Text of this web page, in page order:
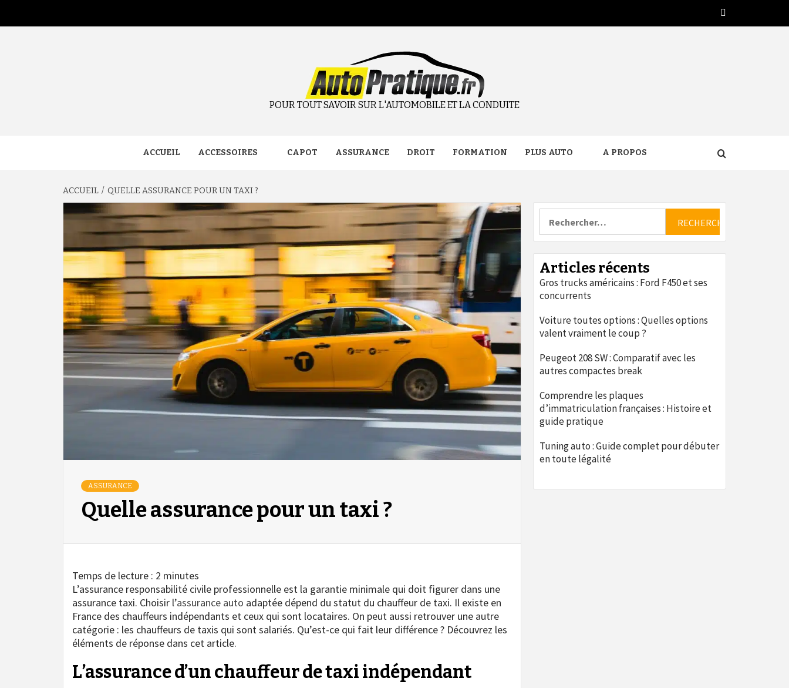
contenu
Twitter
POUR TOUT SAVOIR SUR L'AUTOMOBILE ET LA CONDUITE
ACCUEIL ACCESSOIRES CAPOT ASSURANCE DROIT FORMATION PLUS AUTO A PROPOS
ACCUEIL QUELLE ASSURANCE POUR UN TAXI ?
ASSURANCE
Quelle assurance pour un taxi ?
Temps de lecture : 2 minutes
L’assurance responsabilité civile professionnelle est la garantie minimale qui doit figurer dans une
assurance taxi. Choisir l’assurance auto adaptée dépend du statut du chauffeur de taxi. Il existe en
France des chauffeurs indépendants et ceux qui sont locataires. On peut aussi retrouver une autre
catégorie : les chauffeurs de taxis qui sont salariés. Qu’est-ce qui fait leur différence ? Découvrez les
éléments de réponse dans cet article.
L’assurance d’un chauffeur de taxi indépendant
Articles récents
Gros trucks américains : Ford F450 et ses
concurrents
Voiture toutes options : Quelles options
valent vraiment le coup ?
Peugeot 208 SW : Comparatif avec les
autres compactes break
Comprendre les plaques
d’immatriculation françaises : Histoire et
guide pratique
Tuning auto : Guide complet pour débuter
en toute légalité